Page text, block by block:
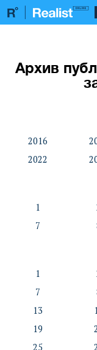
Архив
2016
2022
1
7
1
7
13
19
25